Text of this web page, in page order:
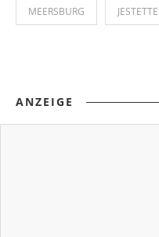
MEERSBURG
ANZEIGE